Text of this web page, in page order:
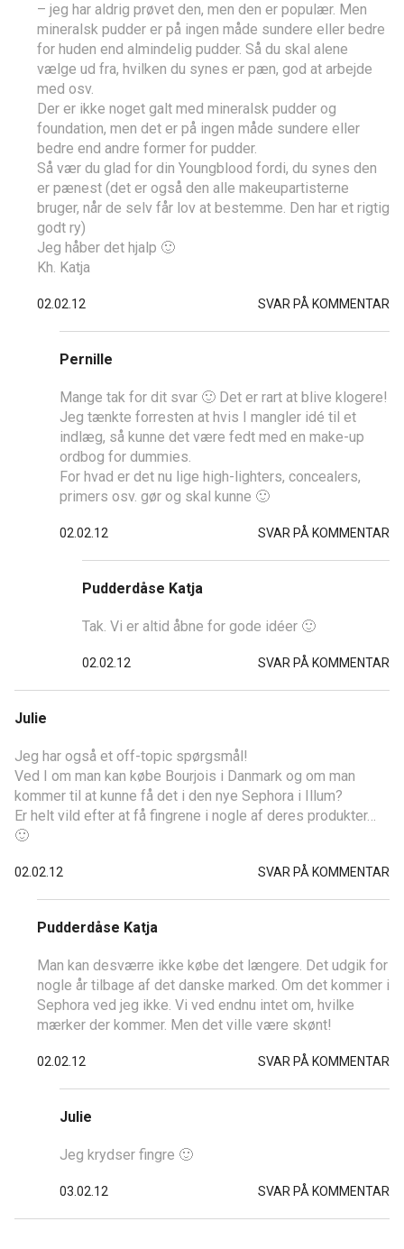
– jeg har aldrig prøvet den, men den er populær. Men
mineralsk pudder er på ingen måde sundere eller bedre
for huden end almindelig pudder. Så du skal alene
vælge ud fra, hvilken du synes er pæn, god at arbejde
med osv.
Der er ikke noget galt med mineralsk pudder og
foundation, men det er på ingen måde sundere eller
bedre end andre former for pudder.
Så vær du glad for din Youngblood fordi, du synes den
er pænest (det er også den alle makeupartisterne
bruger, når de selv får lov at bestemme. Den har et rigtig
godt ry)
Jeg håber det hjalp 🙂
Kh. Katja
02.02.12 SVAR PÅ KOMMENTAR
Pernille
Mange tak for dit svar 🙂 Det er rart at blive klogere!
Jeg tænkte forresten at hvis I mangler idé til et
indlæg, så kunne det være fedt med en make-up
ordbog for dummies.
For hvad er det nu lige high-lighters, concealers,
primers osv. gør og skal kunne 🙂
02.02.12 SVAR PÅ KOMMENTAR
Pudderdåse Katja
Tak. Vi er altid åbne for gode idéer 🙂
02.02.12 SVAR PÅ KOMMENTAR
Julie
Jeg har også et off-topic spørgsmål!
Ved I om man kan købe Bourjois i Danmark og om man
kommer til at kunne få det i den nye Sephora i Illum?
Er helt vild efter at få fingrene i nogle af deres produkter…
🙂
02.02.12 SVAR PÅ KOMMENTAR
Pudderdåse Katja
Man kan desværre ikke købe det længere. Det udgik for
nogle år tilbage af det danske marked. Om det kommer i
Sephora ved jeg ikke. Vi ved endnu intet om, hvilke
mærker der kommer. Men det ville være skønt!
02.02.12 SVAR PÅ KOMMENTAR
Julie
Jeg krydser fingre 🙂
03.02.12 SVAR PÅ KOMMENTAR